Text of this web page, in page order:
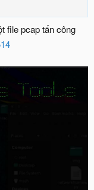
file pcap tấn công